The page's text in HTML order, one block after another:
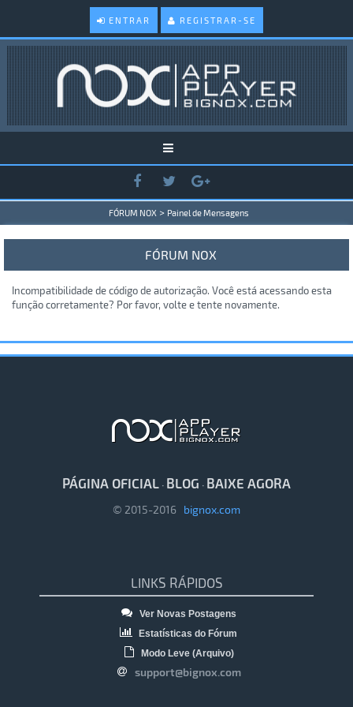
ENTRAR REGISTRAR-SE
FÓRUM NOX > Painel de Mensagens
FÓRUM NOX
Incompatibilidade de código de autorização. Você está acessando esta
função corretamente? Por favor, volte e tente novamente.
PÁGINA OFICIAL · BLOG · BAIXE AGORA
© 2015-2016 bignox.com
LINKS RÁPIDOS
Ver Novas Postagens
Estatísticas do Fórum
Modo Leve (Arquivo)
support@bignox.com